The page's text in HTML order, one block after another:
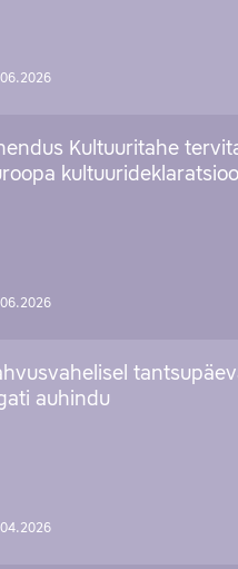
Kultuuritahe
auhindu